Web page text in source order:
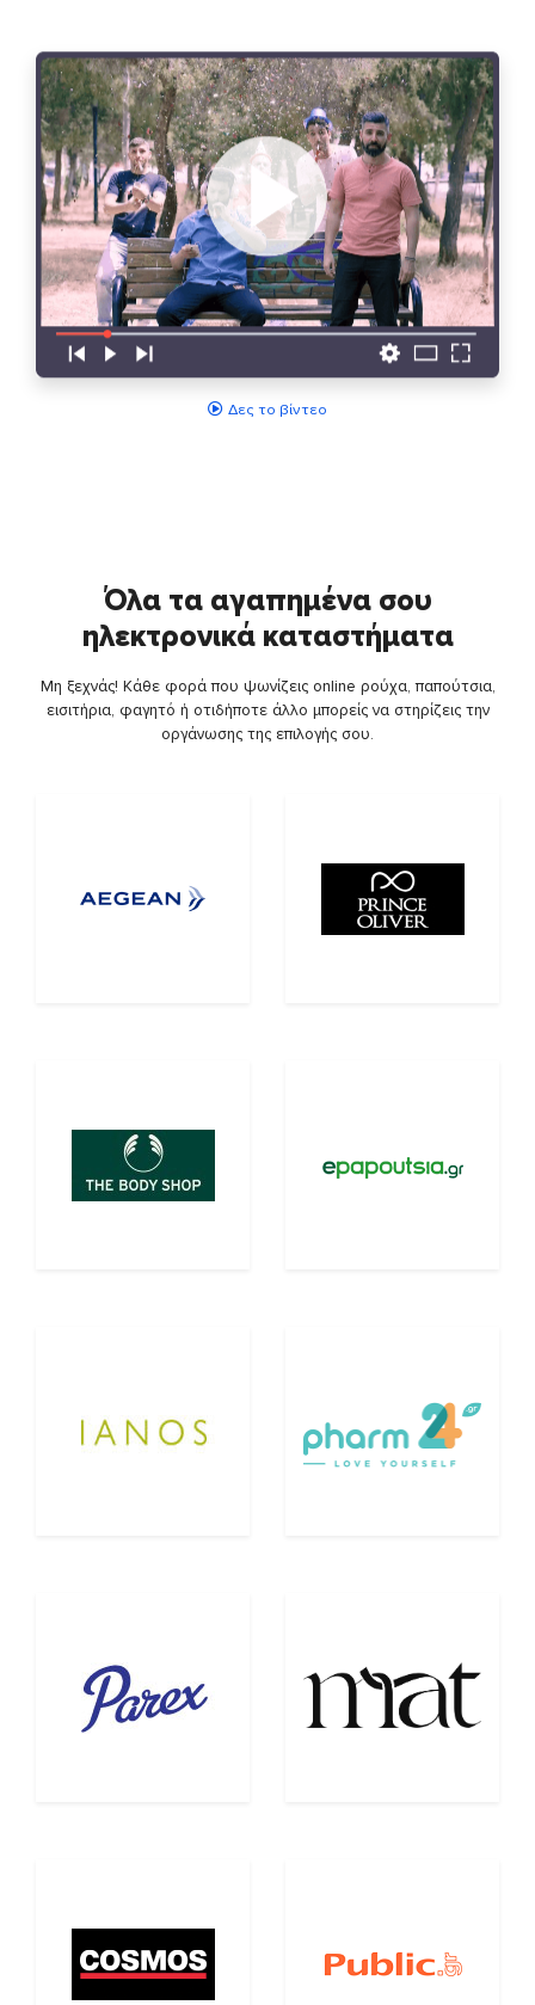
Δες το βίντεο
Όλα τα αγαπημένα σου
ηλεκτρονικά καταστήματα
Μη ξεχνάς! Κάθε φορά που ψωνίζεις online ρούχα, παπούτσια,
εισιτήρια, φαγητό ή οτιδήποτε άλλο μπορείς να στηρίζεις την
οργάνωσης της επιλογής σου.